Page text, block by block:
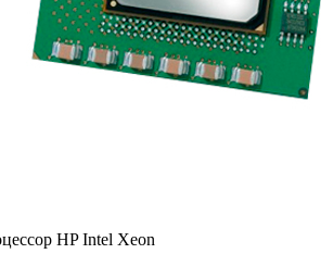
HP Intel Xeon